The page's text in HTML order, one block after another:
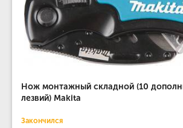
Нож монтажный складной (10
лезвий) Makita
Закончился